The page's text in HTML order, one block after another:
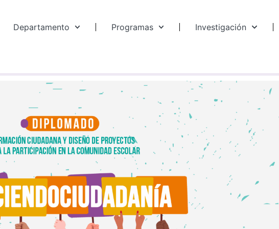
Departamento Programas Investigación